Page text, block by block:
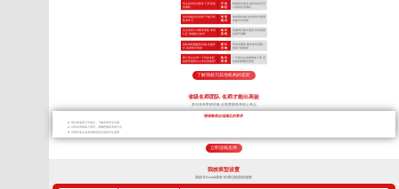
专注高考应试教学 只开设高
考课程
开 设
课 程
根据招生情况 临时决定开设
小初高任意课程
全封闭规范化管理 严抓日常
备考学习
管 理
模 式
非封闭式(或“半封闭式”)管理
非集中式管理
自主研发TLE教学系统 专利
认证 掌握核心技术
教 学
流 程
照搬同行教学流程 学到表面
依葫芦画瓢
高标准校园配套设施 设施齐
全 高考绝不将就
硬 件
设 施
作坊式课堂 硬件条件局限
很多只能将就
两个班主任带一个班加专职
的夜班老师24小时全程陪护
教 学
管 理
一个班主任老师带多个班 无
法做到精细化管理
了解我校与其他机构的差距
省级名师团队 名师才能出高徒
多年高考带班经验 全面掌握高考核心考点
授课教师必须满足的要求
带过多届高三毕业生，了解高考常见问题
对高考考纲深入研究，准确把握高考得分点
所带毕业生高考成绩优异且深受学生喜爱
立即连线名师
我校班型设置
我校TLEscort课程 班课也能因材施教